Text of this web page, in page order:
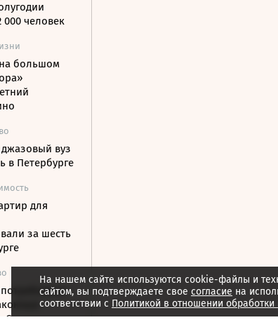
000 человек
большом
вуз
в Петербурге
для
за шесть
Стрельне
На нашем сайте используются cookie-файлы и
сайтом, вы подтверждаете свое согласие на
соответствии с Политикой в отношении